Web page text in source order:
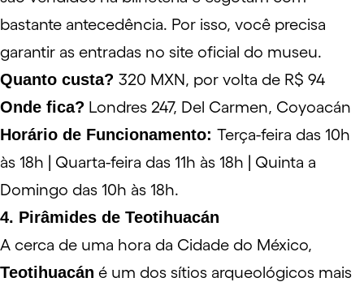
bastante antecedência. Por isso, você precisa
garantir as entradas no site oficial do museu.
Quanto custa? 320 MXN, por volta de R$ 94
Onde fica? Londres 247, Del Carmen, Coyoacán
Horário de Funcionamento: Terça-feira das 10h
às 18h | Quarta-feira das 11h às 18h | Quinta a
Domingo das 10h às 18h.
4. Pirâmides de Teotihuacán
A cerca de uma hora da Cidade do México,
Teotihuacán é um dos sítios arqueológicos mais